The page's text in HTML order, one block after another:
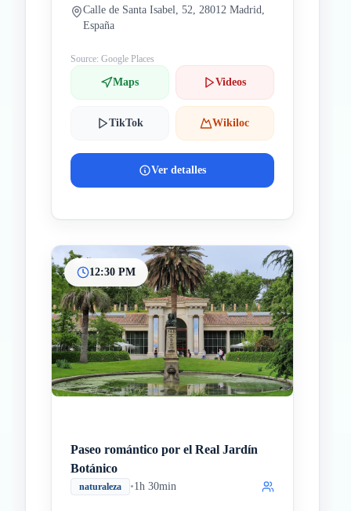
Calle de Santa Isabel, 52, 28012 Madrid,
España
Source: Google Places
Maps Videos
TikTok Wikiloc
Ver detalles
12:30 PM
Paseo romántico por el Real Jardín
Botánico
naturaleza •1h 30min